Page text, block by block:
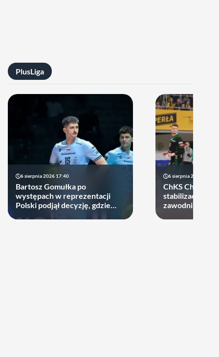
PlusLiga
6 sierpnia 2026 17:40
Bartosz Gomułka po
występach w reprezentacji
Polski podjął decyzję, gdzie
6 sierpnia 2026 10:14
ChKS Chełm
stabilizację.
zawodników